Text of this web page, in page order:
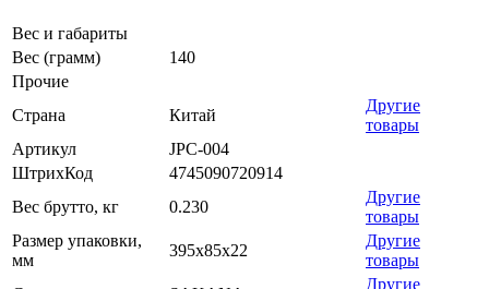
Вес и габариты
Вес (грамм)
140
Прочие
Страна
Китай
Другие
товары
Артикул
JPC-004
ШтрихКод
4745090720914
Вес брутто, кг
0.230
Другие
товары
Размер упаковки,
мм
395х85х22
Другие
товары
Другие